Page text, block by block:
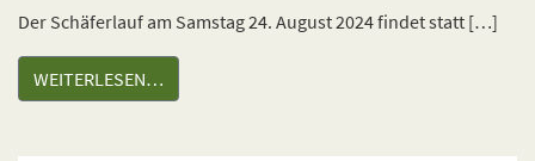
Der Schäferlauf am Samstag 24. August 2024 findet statt […]
WEITERLESEN…